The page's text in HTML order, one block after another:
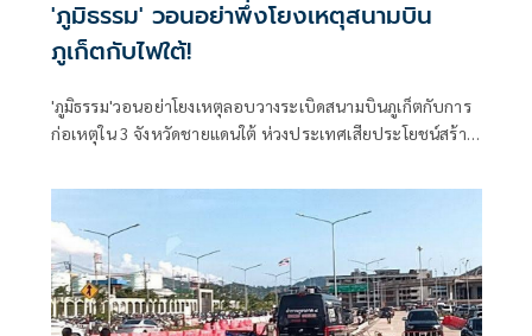
'ภูมิธรรม' วอนอย่าพึ่งโยงเหตุสนามบิน
ภูเก็ตกับไฟใต้!
'ภูมิธรรม'วอนอย่าโยงเหตุลอบวางระเบิดสนามบินภูเก็ตกับการ
ก่อเหตุใน 3 จังหวัดชายแดนใต้ ห่วงประเทศเสียประโยชน์สร้าง
หรือไม่